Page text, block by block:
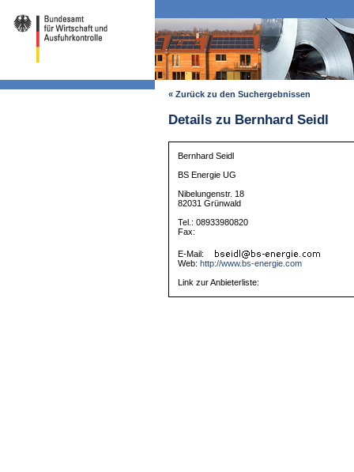
« Zurück zu den Suchergebnissen
Details zu Bernhard Seidl
Bernhard Seidl
BS Energie UG
Nibelungenstr. 18
82031 Grünwald
Tel.: 08933980820
Fax:
E-Mail:
Web: http://www.bs-energie.com
Link zur Anbieterliste: